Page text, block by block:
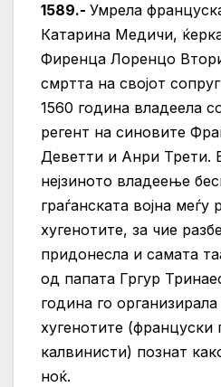
1589.- Умрела
Катарина Медичи,
Фиренца Лоренцо
смртта на својот
1560 година владеела
регент на синовите
Деветти и Анри Трети.
нејзиното владеење
граѓанската војна
хугенотите, за чие
придонесла и самата
од папата Гргур
година го
хугенотите (француски
калвинисти) познат
ноќ.